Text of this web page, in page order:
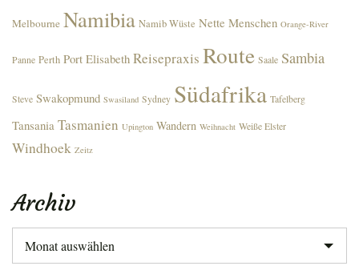
Melbourne Namibia Namib Wüste Nette Menschen Orange-River
Panne Perth Port Elisabeth Reisepraxis Route Saale Sambia
Steve Swakopmund Swasiland Sydney Südafrika Tafelberg
Tansania Tasmanien Upington Wandern Weihnacht Weiße Elster
Windhoek Zeitz
Archiv
Archiv